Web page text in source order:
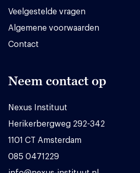
Veelgestelde vragen
Algemene voorwaarden
Contact
Neem contact op
Nexus Instituut
Herikerbergweg 292-342
1101 CT Amsterdam
085 0471229